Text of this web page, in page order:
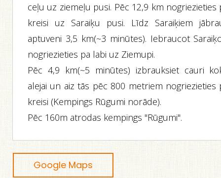
ceļu uz ziemeļu pusi. Pēc 12,9 km nogriezieties
kreisi uz Saraiķu pusi. Līdz Saraiķiem
aptuveni 3,5 km(~3 minūtes). Iebraucot
nogriezieties pa labi uz Ziemupi.
Pēc 4,9 km(~5 minūtes) izbrauksiet cauri
alejai un aiz tās pēc 800 metriem nogriezieties
kreisi (Kempings Rūgumi norāde).
Pēc 160m atrodas kempings "Rūgumi".
Google Maps